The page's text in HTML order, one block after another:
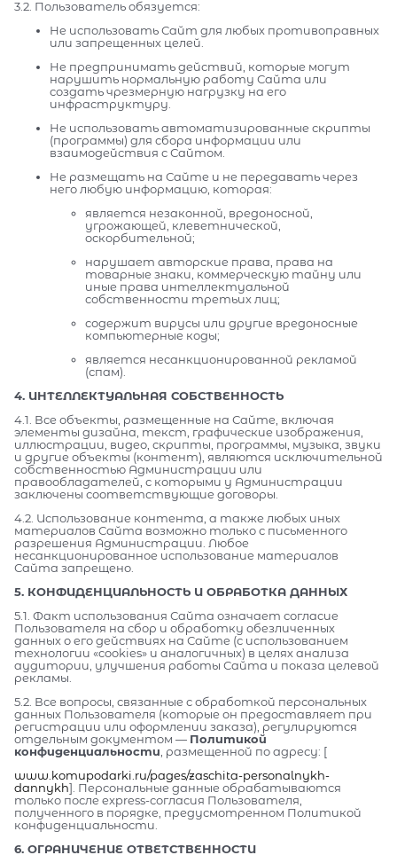
3.2. Пользователь обязуется:
Не использовать Сайт для любых противоправных
или запрещенных целей.
Не предпринимать действий, которые могут
нарушить нормальную работу Сайта или
создать чрезмерную нагрузку на его
инфраструктуру.
Не использовать автоматизированные скрипты
(программы) для сбора информации или
взаимодействия с Сайтом.
Не размещать на Сайте и не передавать через
него любую информацию, которая:
является незаконной, вредоносной,
угрожающей, клеветнической,
оскорбительной;
нарушает авторские права, права на
товарные знаки, коммерческую тайну или
иные права интеллектуальной
собственности третьих лиц;
содержит вирусы или другие вредоносные
компьютерные коды;
является несанкционированной рекламой
(спам).
4. ИНТЕЛЛЕКТУАЛЬНАЯ СОБСТВЕННОСТЬ
4.1. Все объекты, размещенные на Сайте, включая
элементы дизайна, текст, графические изображения,
иллюстрации, видео, скрипты, программы, музыка, звуки
и другие объекты (контент), являются исключительной
собственностью Администрации или
правообладателей, с которыми у Администрации
заключены соответствующие договоры.
4.2. Использование контента, а также любых иных
материалов Сайта возможно только с письменного
разрешения Администрации. Любое
несанкционированное использование материалов
Сайта запрещено.
5. КОНФИДЕНЦИАЛЬНОСТЬ И ОБРАБОТКА ДАННЫХ
5.1. Факт использования Сайта означает согласие
Пользователя на сбор и обработку обезличенных
данных о его действиях на Сайте (с использованием
технологии «cookies» и аналогичных) в целях анализа
аудитории, улучшения работы Сайта и показа целевой
рекламы.
5.2. Все вопросы, связанные с обработкой персональных
данных Пользователя (которые он предоставляет при
регистрации или оформлении заказа), регулируются
отдельным документом — Политикой
конфиденциальности, размещенной по адресу: [
www.komupodarki.ru/pages/zaschita-personalnykh-
dannykh]. Персональные данные обрабатываются
только после express-согласия Пользователя,
полученного в порядке, предусмотренном Политикой
конфиденциальности.
6. ОГРАНИЧЕНИЕ ОТВЕТСТВЕННОСТИ